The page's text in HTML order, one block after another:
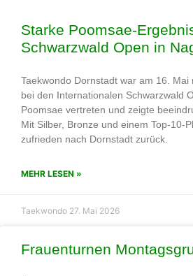
Starke
Schwarzwald Open in
Taekwondo Dornstadt war am 16. Mai
bei den Internationalen Schwarzwald
Poomsae vertreten und zeigte
Mit Silber, Bronze und einem
zufrieden nach Dornstadt zurück.
MEHR LESEN »
Taekwondo 27. Mai 2026
Frauenturnen